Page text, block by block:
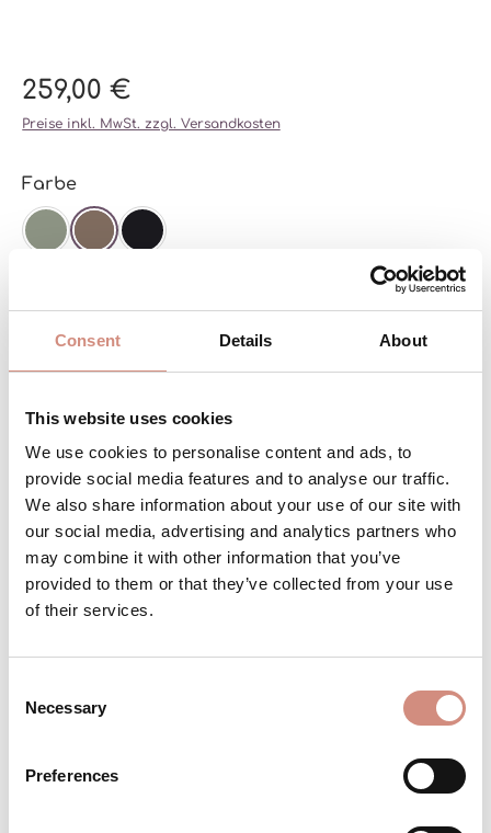
Consent Details About
This website uses cookies
We use cookies to personalise content and ads, to
provide social media features and to analyse our traffic.
We also share information about your use of our site with
our social media, advertising and analytics partners who
may combine it with other information that you’ve
provided to them or that they’ve collected from your use
of their services.
Selection
Necessary
Preferences
259,00 €
Preise inkl. MwSt. zzgl. Versandkosten
Farbeauswählen
AGAVECHESTNUTSCHWARZ
XS S XL (DIESE OPTION IST
Produkt Anzahl: Gib den
Stk IN DEN WARENKORB
Produktnummer:Wsoft-ci-l-br
Für deinen Babybauch, zum Babytragen
von mamalila bietet dir unsere Cosy